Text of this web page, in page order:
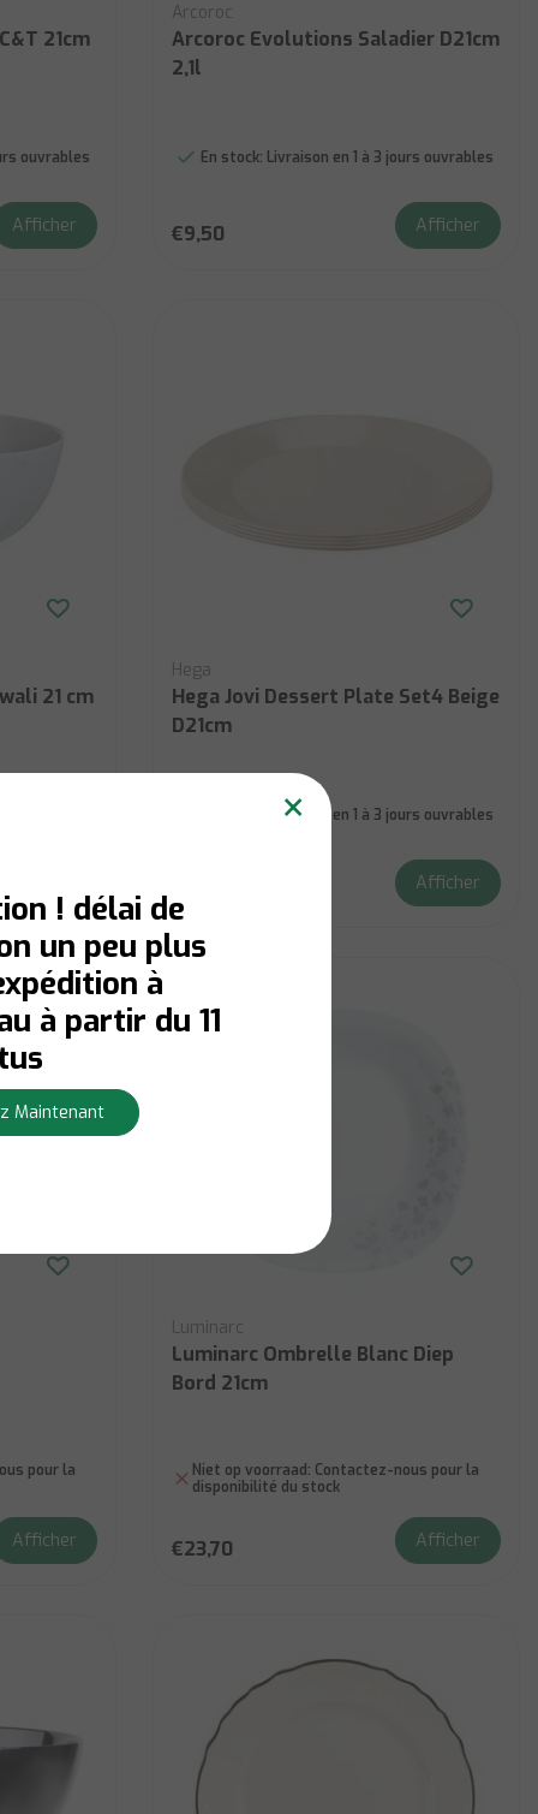
21cm
ouvrables
Afficher
Arcoroc
Arcoroc Evolutions Saladier D21cm
2,1l
En stock: Livraison en 1 à 3 jours ouvrables
€9,50 Afficher
21 cm
Hega
Hega Jovi Dessert Plate Set4 Beige
D21cm
Livraison en 1 à 3 jours ouvrables
Afficher
pour la
Afficher
Luminarc
Luminarc Ombrelle Blanc Diep
Bord 21cm
Niet op voorraad: Contactez-nous pour la
disponibilité du stock
€23,70 Afficher
×
! délai de
un peu plus
à
à partir du 11
Maintenant